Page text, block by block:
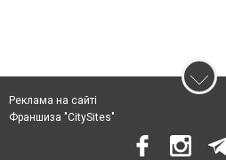
Реклама на сайті
Франшиза "CitySites"